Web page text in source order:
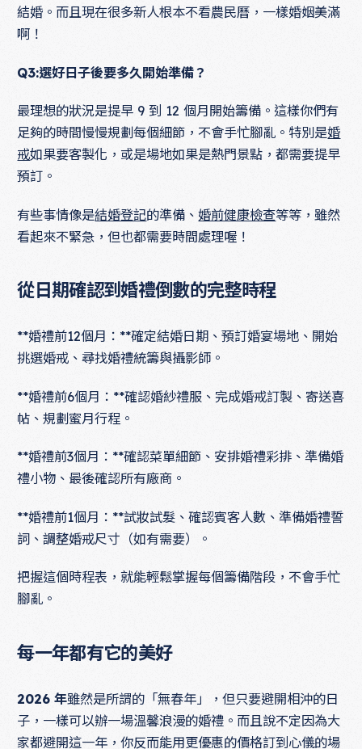
結婚。而且現在很多新人根本不看農民曆，一樣婚姻美滿
啊！
Q3:選好日子後要多久開始準備？
最理想的狀況是提早 9 到 12 個月開始籌備。這樣你們有
足夠的時間慢慢規劃每個細節，不會手忙腳亂。特別是婚
戒如果要客製化，或是場地如果是熱門景點，都需要提早
預訂。
有些事情像是結婚登記的準備、婚前健康檢查等等，雖然
看起來不緊急，但也都需要時間處理喔！
從日期確認到婚禮倒數的完整時程
**婚禮前12個月：**確定結婚日期、預訂婚宴場地、開始
挑選婚戒、尋找婚禮統籌與攝影師。
**婚禮前6個月：**確認婚紗禮服、完成婚戒訂製、寄送喜
帖、規劃蜜月行程。
**婚禮前3個月：**確認菜單細節、安排婚禮彩排、準備婚
禮小物、最後確認所有廠商。
**婚禮前1個月：**試妝試髮、確認賓客人數、準備婚禮誓
詞、調整婚戒尺寸（如有需要）。
把握這個時程表，就能輕鬆掌握每個籌備階段，不會手忙
腳亂。
每一年都有它的美好
2026 年雖然是所謂的「無春年」，但只要避開相沖的日
子，一樣可以辦一場溫馨浪漫的婚禮。而且說不定因為大
家都避開這一年，你反而能用更優惠的價格訂到心儀的場